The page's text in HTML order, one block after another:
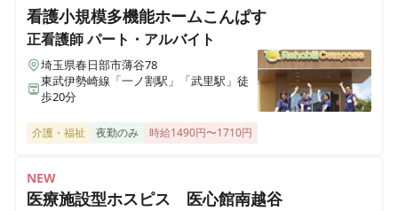
ALSOK介護 ショートステイ みんなの家・大宮吉野町
埼玉県さいたま市北区吉野町1-356-1
ALSOK介護 デイサービス かたくりの里 町田
東京都町田市中町2-4-5 ヘーベルVillageやまだい中町１階
ALSOK介護 デイサービスかたくりの里 みずほ台
埼玉県富士見市東みずほ台2-15-13
看護小規模多機能ホームこんぱす
正看護師パート・アルバイト
埼玉県春日部市薄谷78
東武伊勢崎線「一ノ割駅」「武里駅」徒
歩20分
介護・福祉 夜勤のみ 時給1490円〜1710円
NEW
医療施設型ホスピス 医心館南越谷